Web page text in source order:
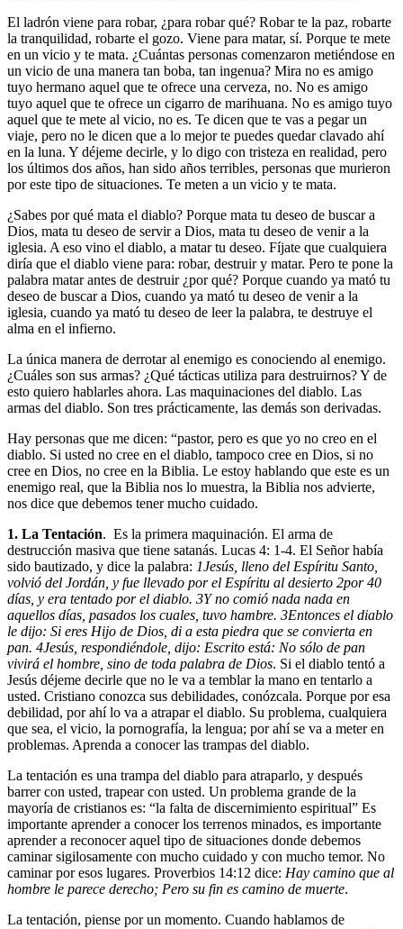
El ladrón viene para robar, ¿para robar qué? Robar te la paz, robarte
la tranquilidad, robarte el gozo. Viene para matar, sí. Porque te mete
en un vicio y te mata. ¿Cuántas personas comenzaron metiéndose en
un vicio de una manera tan boba, tan ingenua? Mira no es amigo
tuyo hermano aquel que te ofrece una cerveza, no. No es amigo
tuyo aquel que te ofrece un cigarro de marihuana. No es amigo tuyo
aquel que te mete al vicio, no es. Te dicen que te vas a pegar un
viaje, pero no le dicen que a lo mejor te puedes quedar clavado ahí
en la luna. Y déjeme decirle, y lo digo con tristeza en realidad, pero
los últimos dos años, han sido años terribles, personas que murieron
por este tipo de situaciones. Te meten a un vicio y te mata.
¿Sabes por qué mata el diablo? Porque mata tu deseo de buscar a
Dios, mata tu deseo de servir a Dios, mata tu deseo de venir a la
iglesia. A eso vino el diablo, a matar tu deseo. Fíjate que cualquiera
diría que el diablo viene para: robar, destruir y matar. Pero te pone la
palabra matar antes de destruir ¿por qué? Porque cuando ya mató tu
deseo de buscar a Dios, cuando ya mató tu deseo de venir a la
iglesia, cuando ya mató tu deseo de leer la palabra, te destruye el
alma en el infierno.
La única manera de derrotar al enemigo es conociendo al enemigo.
¿Cuáles son sus armas? ¿Qué tácticas utiliza para destruirnos? Y de
esto quiero hablarles ahora. Las maquinaciones del diablo. Las
armas del diablo. Son tres prácticamente, las demás son derivadas.
Hay personas que me dicen: “pastor, pero es que yo no creo en el
diablo. Si usted no cree en el diablo, tampoco cree en Dios, si no
cree en Dios, no cree en la Biblia. Le estoy hablando que este es un
enemigo real, que la Biblia nos lo muestra, la Biblia nos advierte,
nos dice que debemos tener mucho cuidado.
1. La Tentación. Es la primera maquinación. El arma de
destrucción masiva que tiene satanás. Lucas 4: 1-4. El Señor había
sido bautizado, y dice la palabra: 1Jesús, lleno del Espíritu Santo,
volvió del Jordán, y fue llevado por el Espíritu al desierto 2por 40
días, y era tentado por el diablo. 3Y no comió nada nada en
aquellos días, pasados los cuales, tuvo hambre. 3Entonces el diablo
le dijo: Si eres Hijo de Dios, di a esta piedra que se convierta en
pan. 4Jesús, respondiéndole, dijo: Escrito está: No sólo de pan
vivirá el hombre, sino de toda palabra de Dios. Si el diablo tentó a
Jesús déjeme decirle que no le va a temblar la mano en tentarlo a
usted. Cristiano conozca sus debilidades, conózcala. Porque por esa
debilidad, por ahí lo va a atrapar el diablo. Su problema, cualquiera
que sea, el vicio, la pornografía, la lengua; por ahí se va a meter en
problemas. Aprenda a conocer las trampas del diablo.
La tentación es una trampa del diablo para atraparlo, y después
barrer con usted, trapear con usted. Un problema grande de la
mayoría de cristianos es: “la falta de discernimiento espiritual” Es
importante aprender a conocer los terrenos minados, es importante
aprender a reconocer aquel tipo de situaciones donde debemos
caminar sigilosamente con mucho cuidado y con mucho temor. No
caminar por esos lugares. Proverbios 14:12 dice: Hay camino que al
hombre le parece derecho; Pero su fin es camino de muerte.
La tentación, piense por un momento. Cuando hablamos de